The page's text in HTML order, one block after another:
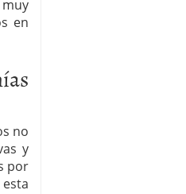
en
no
y
por